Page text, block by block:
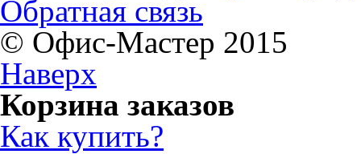
Обратная связь
© Офис-Мастер 2015
Наверх
Корзина заказов
Как купить?